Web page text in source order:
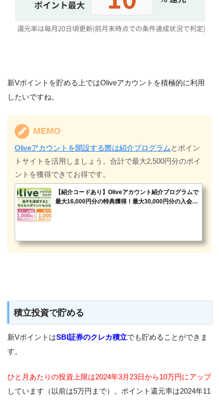
新Vポイントを貯める上ではOliveアカウントを積極的に利用
したいですね。
MEMO
Oliveアカウントを開設する際は紹介プログラム とポイン
トサイトを活用しましょう。合計で最大2,500円分のポイ
ントを獲得できてお得です。
【紹介コードあり】Oliveアカウント紹介プログラムで
最大16,000円分の特典獲得！最大30,000円分の入会キ
積立投資で貯める
新VポイントはSBI証券のクレカ積立でも貯めることができま
す。
ひと月あたりの投資上限は2024年3月23日から10万円にアップ
しています（以前は5万円まで）。ポイント還元率は2024年11